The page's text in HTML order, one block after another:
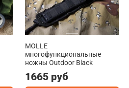
MOLLE
многофункциональные
ножны Outdoor Black
1665 руб